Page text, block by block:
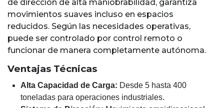
de dirección de alta maniobrabilidad, garantiza
movimientos suaves incluso en espacios
reducidos. Según las necesidades operativas,
puede ser controlado por control remoto o
funcionar de manera completamente autónoma.
Ventajas Técnicas
Alta Capacidad de Carga: Desde 5 hasta 400
toneladas para operaciones industriales.